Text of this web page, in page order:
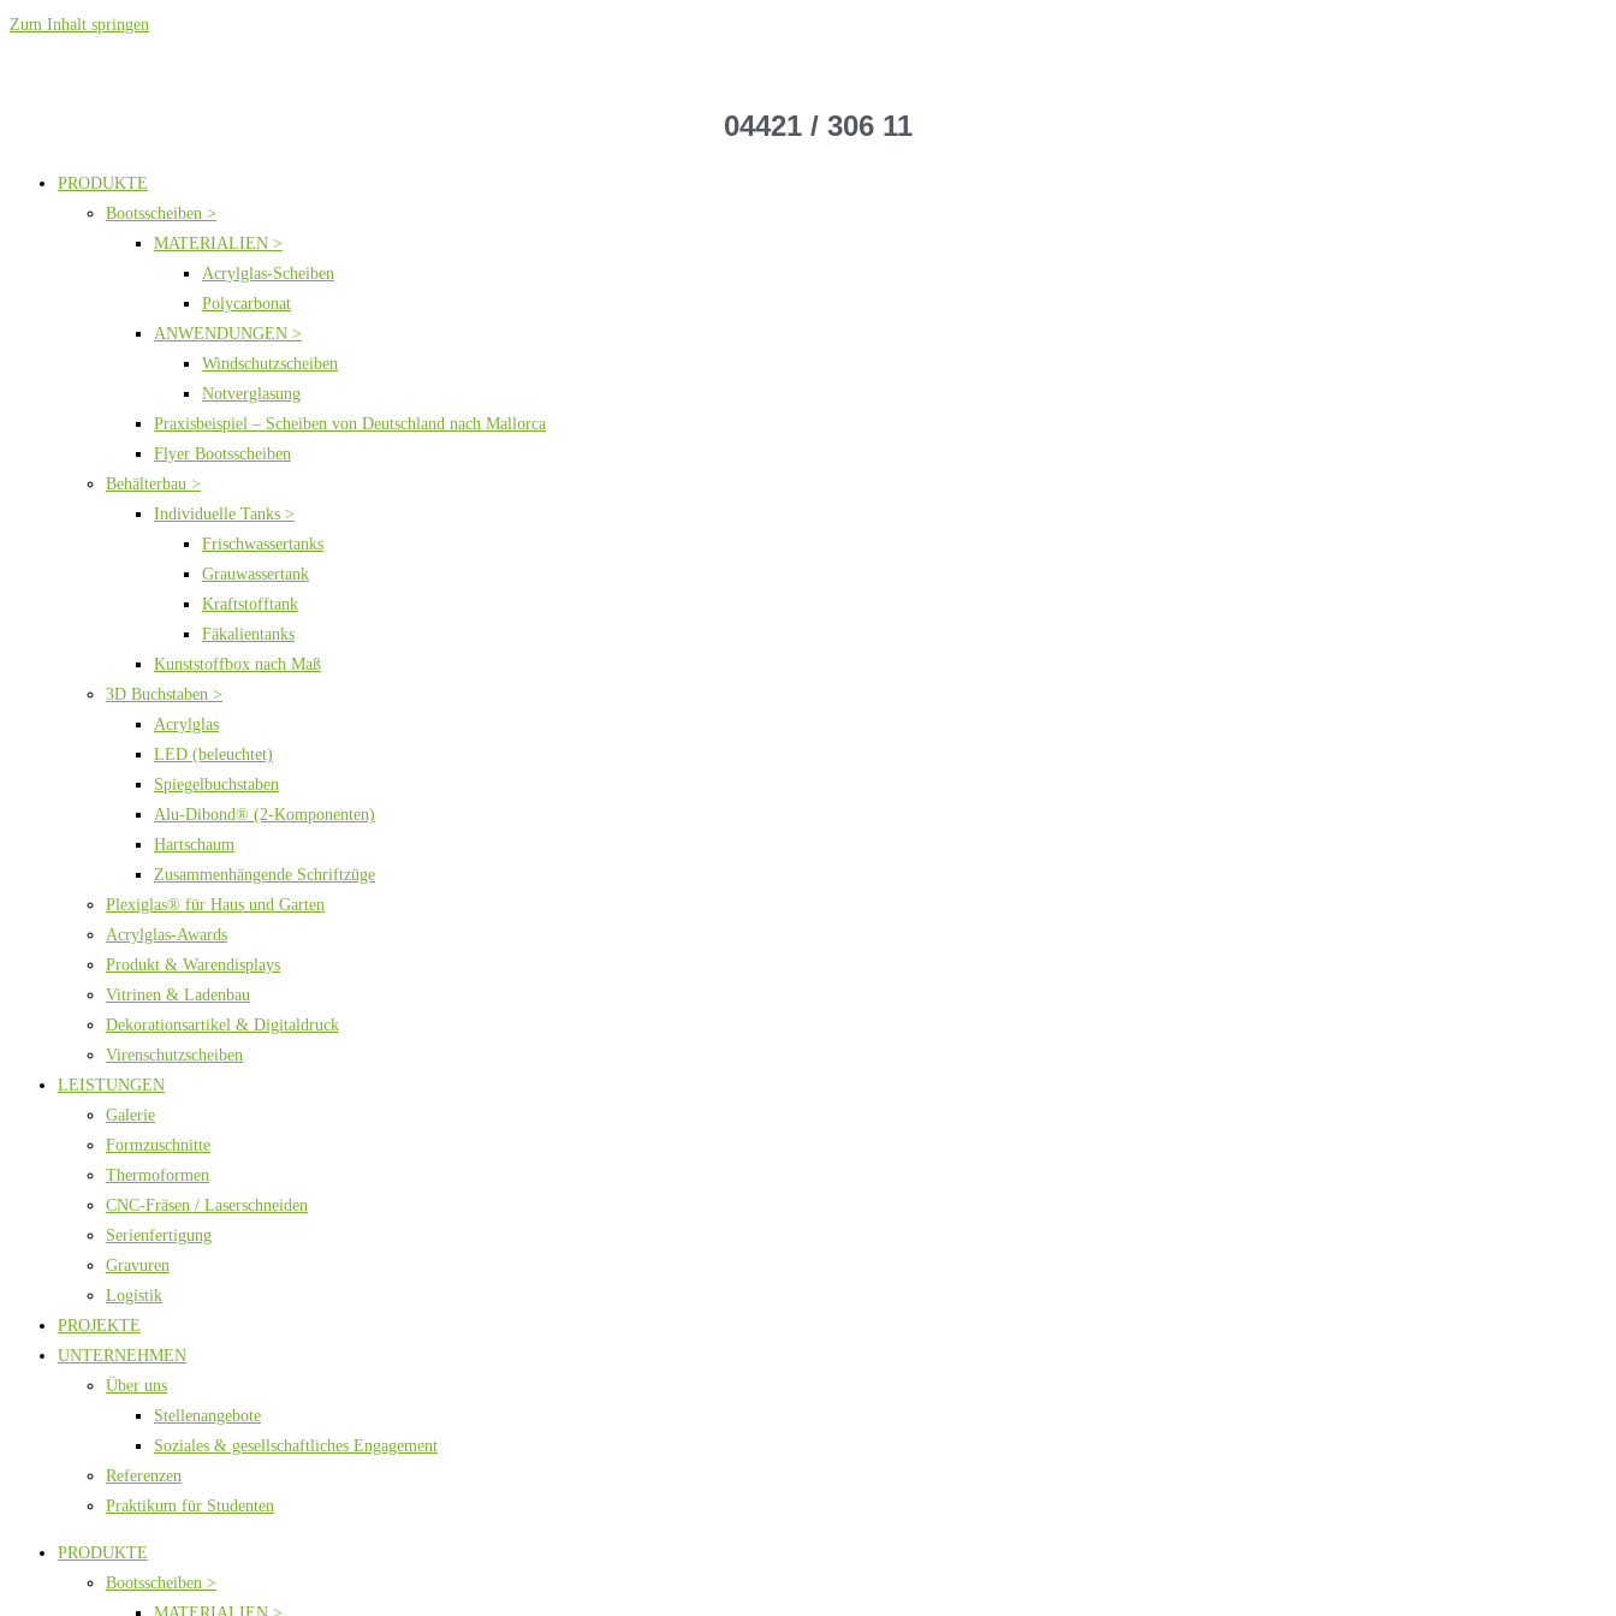
Zum Inhalt springen
04421 / 306 11
PRODUKTE
Bootsscheiben >
MATERIALIEN >
Acrylglas-Scheiben
Polycarbonat
ANWENDUNGEN >
Windschutzscheiben
Notverglasung
Praxisbeispiel – Scheiben von Deutschland nach Mallorca
Flyer Bootsscheiben
Behälterbau >
Individuelle Tanks >
Frischwassertanks
Grauwassertank
Kraftstofftank
Fäkalientanks
Kunststoffbox nach Maß
3D Buchstaben >
Acrylglas
LED (beleuchtet)
Spiegelbuchstaben
Alu-Dibond® (2-Komponenten)
Hartschaum
Zusammenhängende Schriftzüge
Plexiglas® für Haus und Garten
Acrylglas-Awards
Produkt & Warendisplays
Vitrinen & Ladenbau
Dekorationsartikel & Digitaldruck
Virenschutzscheiben
LEISTUNGEN
Galerie
Formzuschnitte
Thermoformen
CNC-Fräsen / Laserschneiden
Serienfertigung
Gravuren
Logistik
PROJEKTE
UNTERNEHMEN
Über uns
Stellenangebote
Soziales & gesellschaftliches Engagement
Referenzen
Praktikum für Studenten
PRODUKTE
Bootsscheiben >